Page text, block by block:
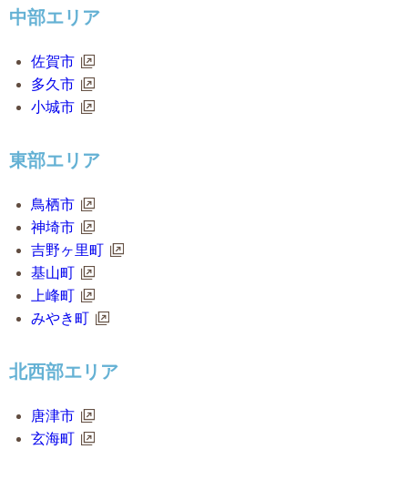
中部エリア
佐賀市
多久市
小城市
東部エリア
鳥栖市
神埼市
吉野ヶ里町
基山町
上峰町
みやき町
北西部エリア
唐津市
玄海町